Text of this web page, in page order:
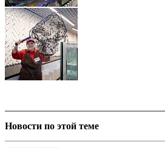
Новости по этой теме